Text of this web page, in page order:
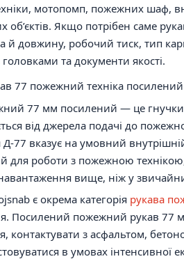
мотопомп, пожежних шаф,
об’єктів. Якщо потрібен саме
а й довжину, робочий тиск, тип
головками та документи якості.
77 пожежний техніка посилений
77 мм посилений — це
від джерела подачі до
77 вказує на умовний
для роботи з пожежною
вище, ніж у
є окрема категорія рукава
Посилений пожежний рукав 77
контактувати з асфальтом,
в умовах інтенсивної